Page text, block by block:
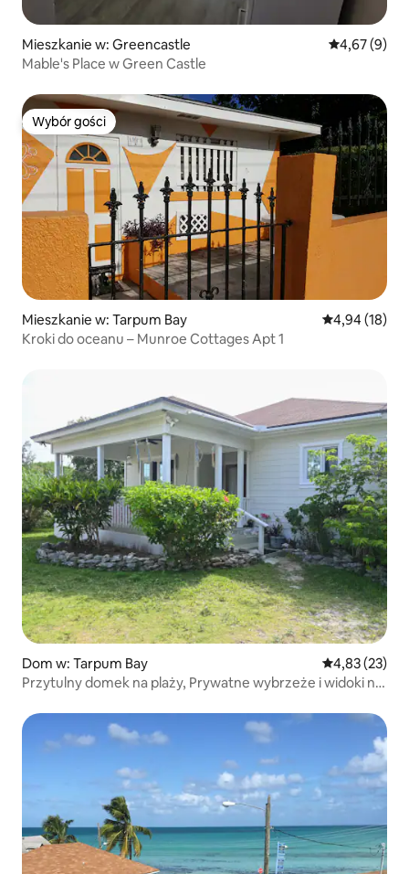
Mieszkanie w: Greencastle Średnia
4,67 (9)
Mable's Place w Green Castle
Wybór gości
Wybór gości
Mieszkanie w: Tarpum Bay Średnia
4,94 (18)
Kroki do oceanu – Munroe Cottages Apt 1
Dom w: Tarpum Bay Średnia
4,83 (23)
Przytulny domek na plaży, Prywatne wybrzeże i widoki na